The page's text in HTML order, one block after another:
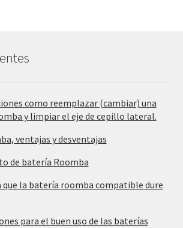
como reemplazar (cambiar) una
y limpiar el eje de cepillo lateral.
ventajas y desventajas
de batería Roomba
que la batería roomba compatible dure
para el buen uso de las baterías